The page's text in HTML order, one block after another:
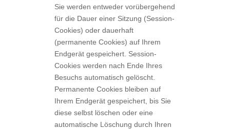
Sie werden entweder vorübergehend
für die Dauer einer Sitzung (Session-
Cookies) oder dauerhaft
(permanente Cookies) auf Ihrem
Endgerät gespeichert. Session-
Cookies werden nach Ende Ihres
Besuchs automatisch gelöscht.
Permanente Cookies bleiben auf
Ihrem Endgerät gespeichert, bis Sie
diese selbst löschen oder eine
automatische Löschung durch Ihren